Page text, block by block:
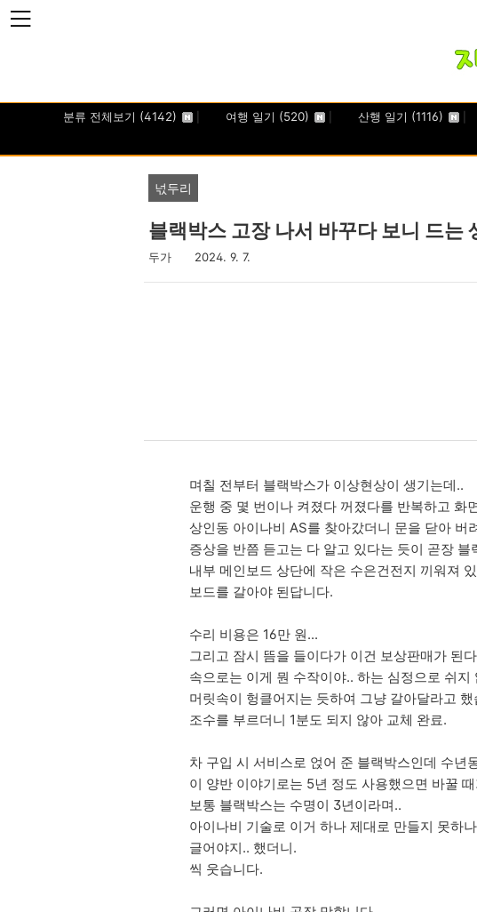
본문 바로가기
분류 전체보기 (4142) 여행 일기 (520) 산행 일기 (1116)
넋두리
블랙박스 고장 나서 바꾸다 보니 드는
두가 2024. 9. 7.
며칠 전부터 블랙박스가 이상현상이 생기는데..
운행 중 몇 번이나 켜졌다 꺼졌다를 반복하고 화
상인동 아이나비 AS를 찾아갔더니 문을 닫아
증상을 반쯤 듣고는 다 알고 있다는 듯이 곧장
내부 메인보드 상단에 작은 수은건전지 끼워져
보드를 갈아야 된답니다.
수리 비용은 16만 원...
그리고 잠시 뜸을 들이다가 이건 보상판매가 된
속으로는 이게 뭔 수작이야.. 하는 심정으로 쉬
머릿속이 헝클어지는 듯하여 그냥 갈아달라고 했
조수를 부르더니 1분도 되지 않아 교체 완료.
차 구입 시 서비스로 얹어 준 블랙박스인데 수년
이 양반 이야기로는 5년 정도 사용했으면 바꿀
보통 블랙박스는 수명이 3년이라며..
아이나비 기술로 이거 하나 제대로 만들지 못하
글어야지.. 했더니.
씩 웃습니다.